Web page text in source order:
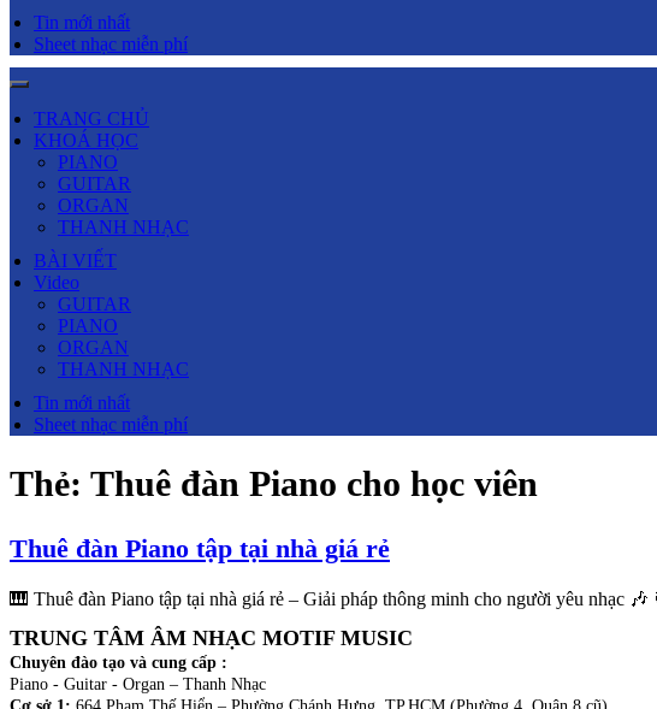
Tin mới nhất
Sheet nhạc miễn phí
TRANG CHỦ
KHOÁ HỌC
PIANO
GUITAR
ORGAN
THANH NHẠC
BÀI VIẾT
Video
GUITAR
PIANO
ORGAN
THANH NHẠC
Tin mới nhất
Sheet nhạc miễn phí
Thẻ: Thuê đàn Piano cho học viên
Thuê đàn Piano tập tại nhà giá rẻ
🎹 Thuê đàn Piano tập tại nhà giá rẻ – Giải pháp thông minh cho người yêu nhạc
TRUNG TÂM ÂM NHẠC MOTIF MUSIC
Chuyên đào tạo và cung cấp :
Piano - Guitar - Organ – Thanh Nhạc